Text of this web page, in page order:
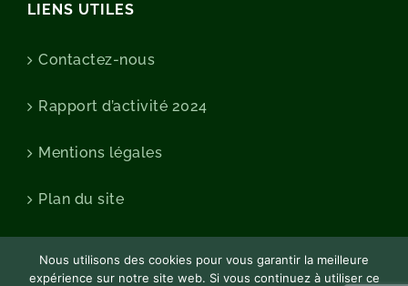
LIENS UTILES
Contactez-nous
Rapport d’activité 2024
Mentions légales
Plan du site
Nous utilisons des cookies pour vous garantir la meilleure
expérience sur notre site web. Si vous continuez à utiliser ce